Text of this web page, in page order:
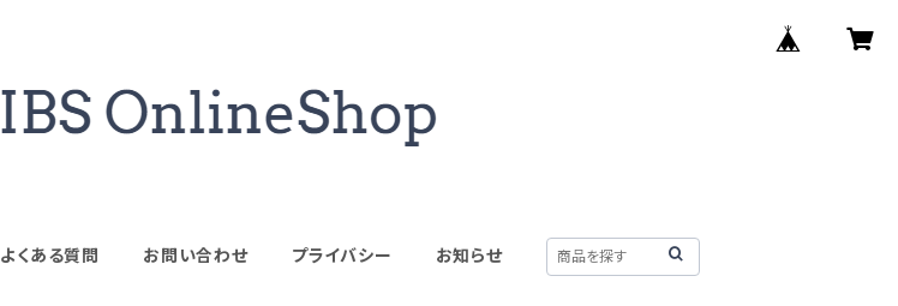
よくある質問 お問い合わせ プライバシー お知らせ